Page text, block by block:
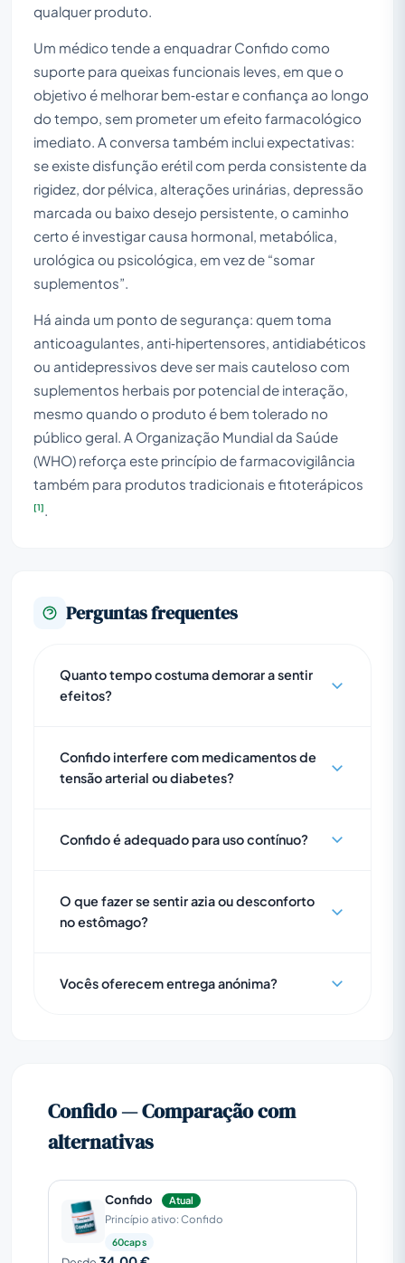
qualquer produto.
Um médico tende a enquadrar Confido como
suporte para queixas funcionais leves, em que o
objetivo é melhorar bem‑estar e confiança ao longo
do tempo, sem prometer um efeito farmacológico
imediato. A conversa também inclui expectativas:
se existe disfunção erétil com perda consistente da
rigidez, dor pélvica, alterações urinárias, depressão
marcada ou baixo desejo persistente, o caminho
certo é investigar causa hormonal, metabólica,
urológica ou psicológica, em vez de “somar
suplementos”.
Há ainda um ponto de segurança: quem toma
anticoagulantes, anti‑hipertensores, antidiabéticos
ou antidepressivos deve ser mais cauteloso com
suplementos herbais por potencial de interação,
mesmo quando o produto é bem tolerado no
público geral. A Organização Mundial da Saúde
(WHO) reforça este princípio de farmacovigilância
também para produtos tradicionais e fitoterápicos
[1]
Perguntas frequentes
Quanto tempo costuma demorar a sentir
efeitos?
Confido interfere com medicamentos de
tensão arterial ou diabetes?
Confido é adequado para uso contínuo?
O que fazer se sentir azia ou desconforto
no estômago?
Vocês oferecem entrega anónima?
Confido — Comparação com
alternativas
Confido Atual
Princípio ativo: Confido
60caps